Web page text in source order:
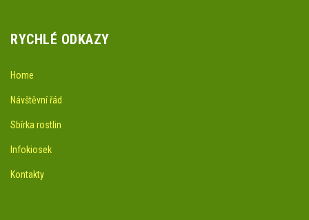
RYCHLÉ ODKAZY
Home
Návštěvní řád
Sbírka rostlin
Infokiosek
Kontakty